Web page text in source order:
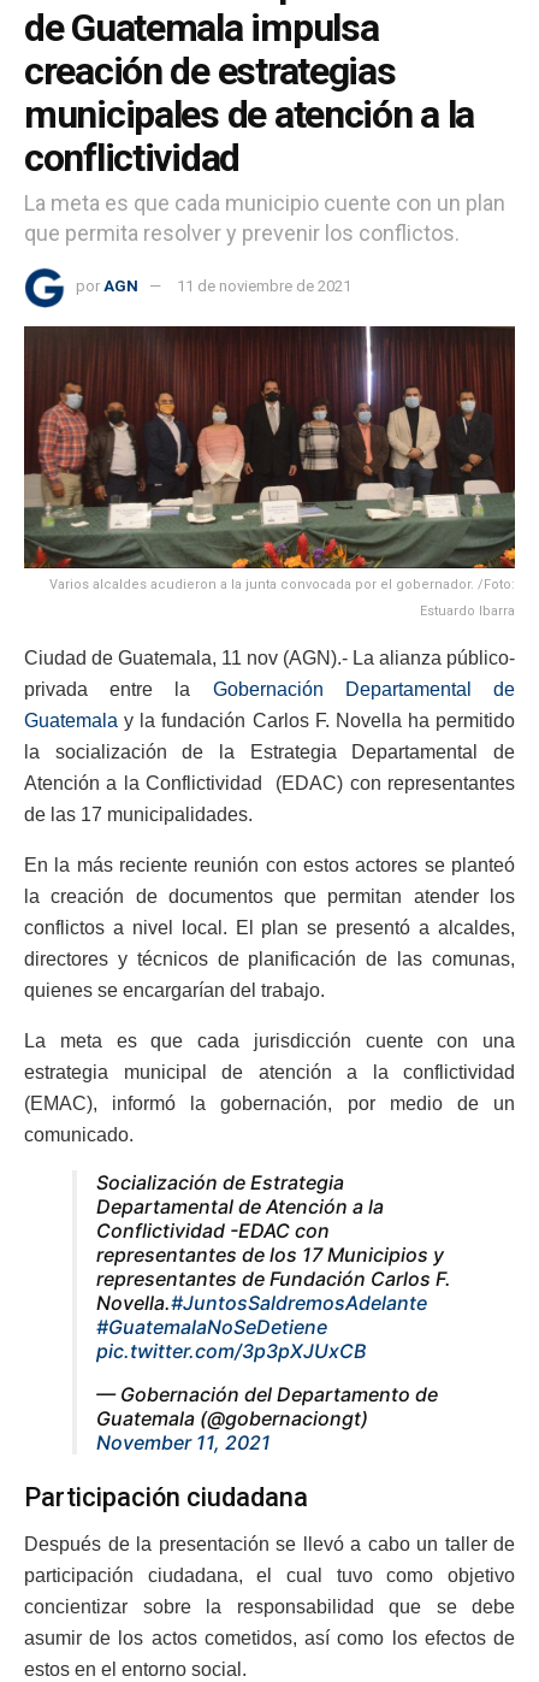
de Guatemala impulsa
creación de estrategias
municipales de atención a la
conflictividad
La meta es que cada municipio cuente con un plan
que permita resolver y prevenir los conflictos.
por AGN 11 de noviembre de 2021
Varios alcaldes acudieron a la junta convocada por el gobernador. /Foto:
Estuardo Ibarra
Ciudad de Guatemala, 11 nov (AGN).- La alianza público-
privada entre la Gobernación Departamental de
Guatemala y la fundación Carlos F. Novella ha permitido
la socialización de la Estrategia Departamental de
Atención a la Conflictividad (EDAC) con representantes
de las 17 municipalidades.
En la más reciente reunión con estos actores se planteó
la creación de documentos que permitan atender los
conflictos a nivel local. El plan se presentó a alcaldes,
directores y técnicos de planificación de las comunas,
quienes se encargarían del trabajo.
La meta es que cada jurisdicción cuente con una
estrategia municipal de atención a la conflictividad
(EMAC), informó la gobernación, por medio de un
comunicado.
Socialización de Estrategia
Departamental de Atención a la
Conflictividad -EDAC con
representantes de los 17 Municipios y
representantes de Fundación Carlos F.
Novella.#JuntosSaldremosAdelante
#GuatemalaNoSeDetiene
pic.twitter.com/3p3pXJUxCB
— Gobernación del Departamento de
Guatemala (@gobernaciongt)
November 11, 2021
Participación ciudadana
Después de la presentación se llevó a cabo un taller de
participación ciudadana, el cual tuvo como objetivo
concientizar sobre la responsabilidad que se debe
asumir de los actos cometidos, así como los efectos de
estos en el entorno social.